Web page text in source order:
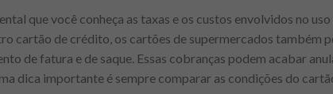
que você conheça as taxas e os custos envolvidos no
cartão de crédito, os cartões de supermercados também
de fatura e de saque. Essas cobranças podem acabar
dica importante é sempre comparar as condições do